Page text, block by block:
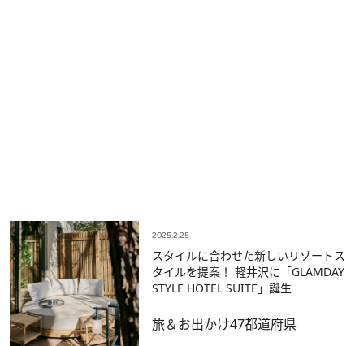
2025.2.25
スタイルに合わせた新しいリゾートス
タイルを提案！ 軽井沢に「GLAMDAY
STYLE HOTEL SUITE」誕生
旅＆お出かけ47都道府県